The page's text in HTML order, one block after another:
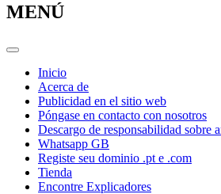
MENÚ
Inicio
Acerca de
Publicidad en el sitio web
Póngase en contacto con nosotros
Descargo de responsabilidad sobre
Whatsapp GB
Registe seu dominio .pt e .com
Tienda
Encontre Explicadores